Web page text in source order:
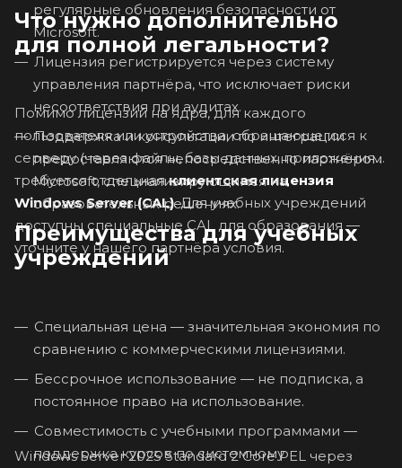
регулярные обновления безопасности от
Microsoft.
Лицензия регистрируется через систему
управления партнёра, что исключает риски
несоответствия при аудитах.
Поддержка и консультации по интеграции
предоставляются непосредственно партнёром
Microsoft, специализирующимся на
образовательных решениях.
Что нужно дополнительно
для полной легальности?
Помимо лицензий на ядра, для каждого
пользователя или устройства, обращающегося к
серверу (через файлы, базы данных, приложения),
требуется отдельнаяклиентская лицензия
Windows Server (CAL). Для учебных учреждений
доступны специальные CAL для образования —
уточните у нашего партнёра условия.
Преимущества для учебных
учреждений
Специальная цена — значительная экономия по
сравнению с коммерческими лицензиями.
Бессрочное использование — не подписка, а
постоянное право на использование.
Совместимость с учебными программами —
поддержка курсов по системному
Windows Server 2025 Standard 2 Core PEL через